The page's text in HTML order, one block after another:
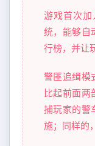
游戏首次加
统，能够自
行榜，并让
警匪追缉模
比起前面两
捕玩家的警
施；同样的